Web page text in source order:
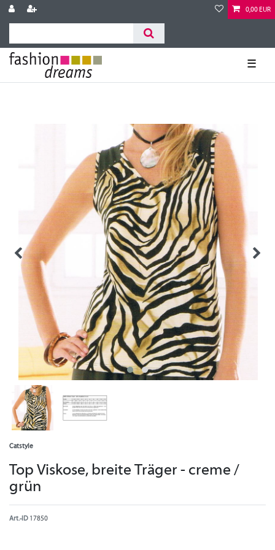
0,00 EUR
☰
Catstyle
Top Viskose, breite Träger - creme /
grün
Art.-ID 17850